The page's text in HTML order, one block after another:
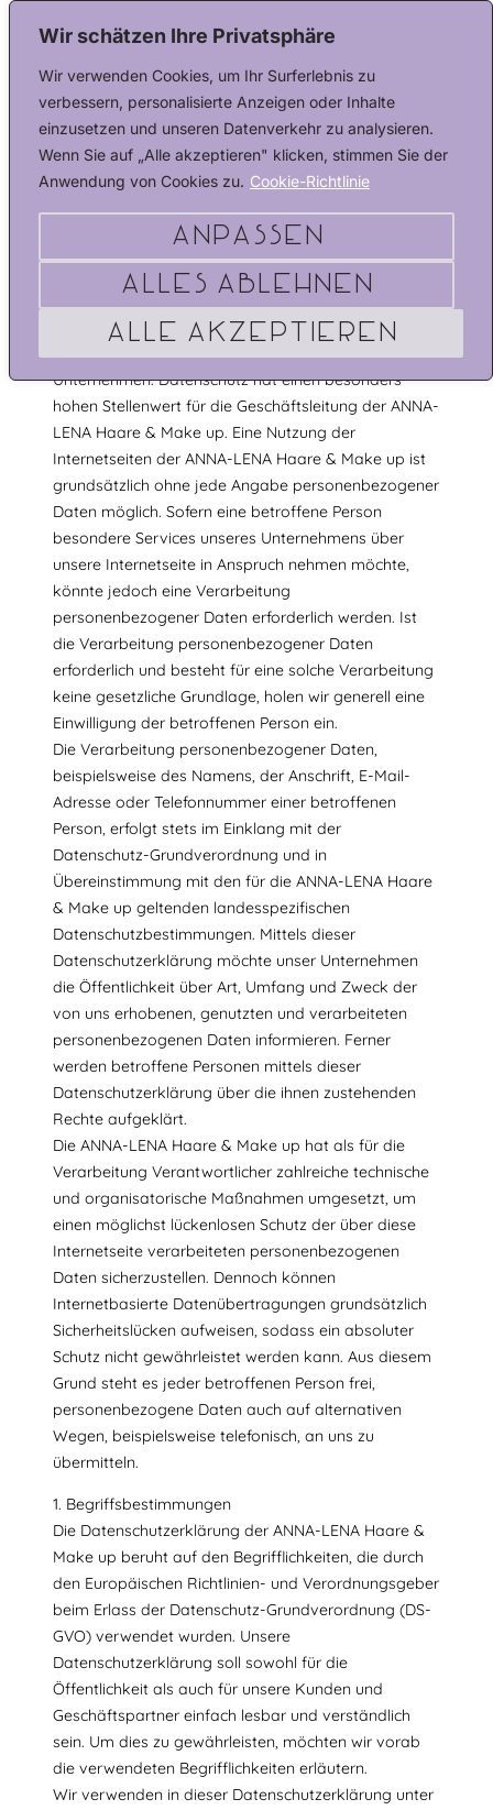
Wir schätzen Ihre Privatsphäre
Wir verwenden Cookies, um Ihr Surferlebnis zu
verbessern, personalisierte Anzeigen oder Inhalte
einzusetzen und unseren Datenverkehr zu analysieren.
Wenn Sie auf „Alle akzeptieren" klicken, stimmen Sie der
Anwendung von Cookies zu. Cookie-Richtlinie
Anpassen
Alles ablehnen
Alle akzeptieren
Datenschutzerklärung
Wir freuen uns sehr über Ihr Interesse an unserem
Unternehmen. Datenschutz hat einen besonders
hohen Stellenwert für die Geschäftsleitung der ANNA-
LENA Haare & Make up. Eine Nutzung der
Internetseiten der ANNA-LENA Haare & Make up ist
grundsätzlich ohne jede Angabe personenbezogener
Daten möglich. Sofern eine betroffene Person
besondere Services unseres Unternehmens über
unsere Internetseite in Anspruch nehmen möchte,
könnte jedoch eine Verarbeitung
personenbezogener Daten erforderlich werden. Ist
die Verarbeitung personenbezogener Daten
erforderlich und besteht für eine solche Verarbeitung
keine gesetzliche Grundlage, holen wir generell eine
Einwilligung der betroffenen Person ein.
Die Verarbeitung personenbezogener Daten,
beispielsweise des Namens, der Anschrift, E-Mail-
Adresse oder Telefonnummer einer betroffenen
Person, erfolgt stets im Einklang mit der
Datenschutz-Grundverordnung und in
Übereinstimmung mit den für die ANNA-LENA Haare
& Make up geltenden landesspezifischen
Datenschutzbestimmungen. Mittels dieser
Datenschutzerklärung möchte unser Unternehmen
die Öffentlichkeit über Art, Umfang und Zweck der
von uns erhobenen, genutzten und verarbeiteten
personenbezogenen Daten informieren. Ferner
werden betroffene Personen mittels dieser
Datenschutzerklärung über die ihnen zustehenden
Rechte aufgeklärt.
Die ANNA-LENA Haare & Make up hat als für die
Verarbeitung Verantwortlicher zahlreiche technische
und organisatorische Maßnahmen umgesetzt, um
einen möglichst lückenlosen Schutz der über diese
Internetseite verarbeiteten personenbezogenen
Daten sicherzustellen. Dennoch können
Internetbasierte Datenübertragungen grundsätzlich
Sicherheitslücken aufweisen, sodass ein absoluter
Schutz nicht gewährleistet werden kann. Aus diesem
Grund steht es jeder betroffenen Person frei,
personenbezogene Daten auch auf alternativen
Wegen, beispielsweise telefonisch, an uns zu
übermitteln.
1. Begriffsbestimmungen
Die Datenschutzerklärung der ANNA-LENA Haare &
Make up beruht auf den Begrifflichkeiten, die durch
den Europäischen Richtlinien- und Verordnungsgeber
beim Erlass der Datenschutz-Grundverordnung (DS-
GVO) verwendet wurden. Unsere
Datenschutzerklärung soll sowohl für die
Öffentlichkeit als auch für unsere Kunden und
Geschäftspartner einfach lesbar und verständlich
sein. Um dies zu gewährleisten, möchten wir vorab
die verwendeten Begrifflichkeiten erläutern.
Wir verwenden in dieser Datenschutzerklärung unter